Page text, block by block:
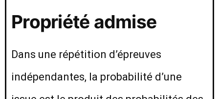
Propriété admise
Dans une répétition d’épreuves
indépendantes, la probabilité d’une